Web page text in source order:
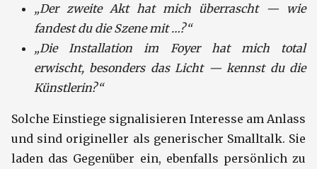
„Der zweite Akt hat mich überrascht — wie
fandest du die Szene mit …?“
„Die Installation im Foyer hat mich total
erwischt, besonders das Licht — kennst du die
Künstlerin?“
Solche Einstiege signalisieren Interesse am Anlass
und sind origineller als generischer Smalltalk. Sie
laden das Gegenüber ein, ebenfalls persönlich zu